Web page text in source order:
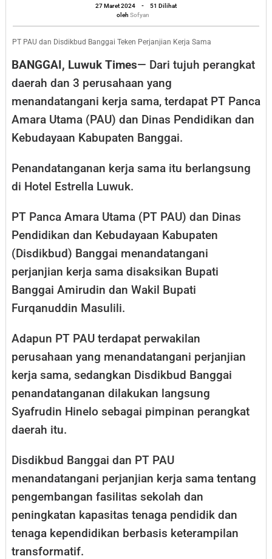
Teken
Perjanjian
Kerja
27 Maret 2024
oleh
Sofyan
-
51 Dilihat
oleh Sofyan
PT PAU dan Disdikbud Banggai Teken Perjanjian Kerja Sama
BANGGAI, Luwuk Times— Dari tujuh perangkat
daerah dan 3 perusahaan yang
menandatangani kerja sama, terdapat PT Panca
Amara Utama (PAU) dan Dinas Pendidikan dan
Kebudayaan Kabupaten Banggai.
Penandatanganan kerja sama itu berlangsung
di Hotel Estrella Luwuk.
PT Panca Amara Utama (PT PAU) dan Dinas
Pendidikan dan Kebudayaan Kabupaten
(Disdikbud) Banggai menandatangani
perjanjian kerja sama disaksikan Bupati
Banggai Amirudin dan Wakil Bupati
Furqanuddin Masulili.
Adapun PT PAU terdapat perwakilan
perusahaan yang menandatangani perjanjian
kerja sama, sedangkan Disdikbud Banggai
penandatanganan dilakukan langsung
Syafrudin Hinelo sebagai pimpinan perangkat
daerah itu.
Disdikbud Banggai dan PT PAU
menandatangani perjanjian kerja sama tentang
pengembangan fasilitas sekolah dan
peningkatan kapasitas tenaga pendidik dan
tenaga kependidikan berbasis keterampilan
transformatif.